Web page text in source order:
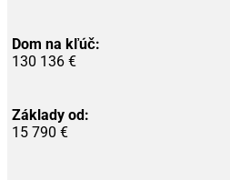
Dom na kľúč:
130 136 €
Základy od:
15 790 €